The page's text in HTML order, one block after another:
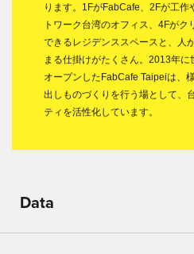
ります。1FがFabCafe、2Fが工
トワーク台湾のオフィス、4Fが
できるレジデンススペースと、人
まる仕掛けがたくさん。2013年
オープンしたFabCafe Taipeiは、
出しものづくりを行う場として、
ティを活性化しています。
Data